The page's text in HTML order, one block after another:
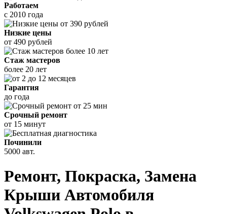
Работаем
с 2010 года
Низкие цены
от 490 рублей
Стаж мастеров
более 20 лет
Гарантия
до года
Срочный ремонт
от 15 минут
Починили
5000 авт.
Ремонт, Покраска, Замена
Крыши Автомобиля